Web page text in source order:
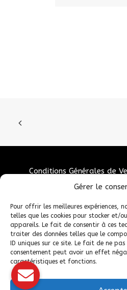
Gérer le
Pour offrir les meilleures expériences,
telles que les cookies pour stocker et/
appareils. Le fait de consentir à ces
traiter des données telles que le
ID uniques sur ce site. Le fait de ne
consentement peut avoir un effet
caractéristiques et fonctions.
Conditions Générales de
Politique de